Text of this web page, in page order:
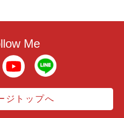
Me
ジトップへ